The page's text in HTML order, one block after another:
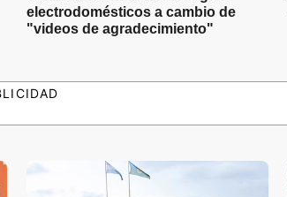
electrodomésticos a cambio de
"videos de agradecimiento"